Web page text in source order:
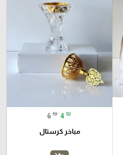
6 ₪ 4 ₪
مباخر كرستال